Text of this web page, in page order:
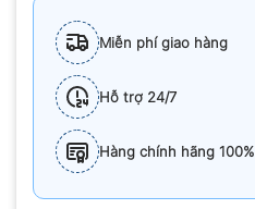
Miễn phí giao hàng
Hỗ trợ 24/7
Hàng chính hãng 100%